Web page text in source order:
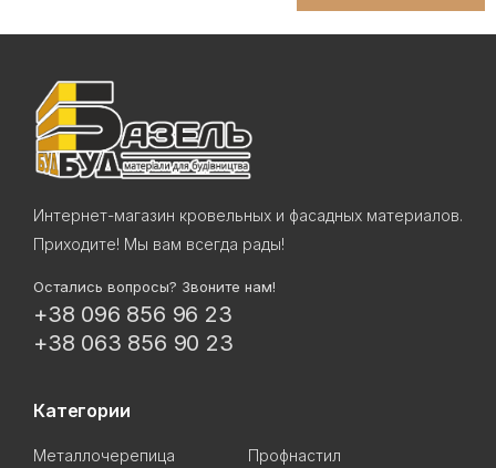
Интернет-магазин кровельных и фасадных материалов.
Приходите! Мы вам всегда рады!
Остались вопросы? Звоните нам!
+38 096 856 96 23
+38 063 856 90 23
Категории
Металлочерепица
Профнастил